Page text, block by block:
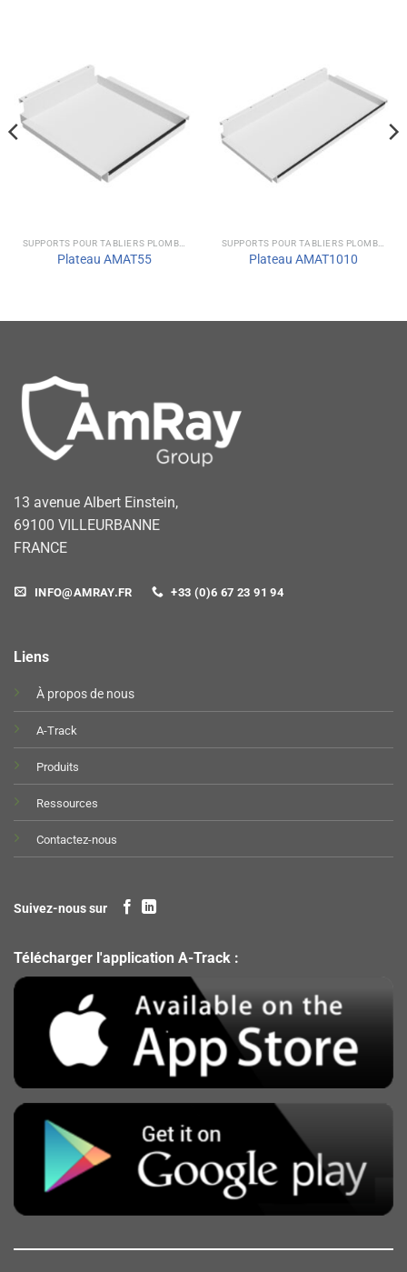
Plateau AMAT55 Plateau AMAT1010
13 avenue Albert Einstein,
69100 VILLEURBANNE
FRANCE
INFO@AMRAY.FR +33 (0)6 67 23 91 94
Liens
À propos de nous
A-Track
Produits
Ressources
Contactez-nous
Suivez-nous sur
Télécharger l'application A-Track :